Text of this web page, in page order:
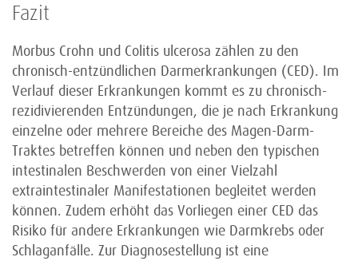
Fazit
Morbus Crohn und Colitis ulcerosa zählen zu den
chronisch-entzündlichen Darmerkrankungen (CED). Im
Verlauf dieser Erkrankungen kommt es zu chronisch-
rezidivierenden Entzündungen, die je nach Erkrankung
einzelne oder mehrere Bereiche des Magen-Darm-
Traktes betreffen können und neben den typischen
intestinalen Beschwerden von einer Vielzahl
extraintestinaler Manifestationen begleitet werden
können. Zudem erhöht das Vorliegen einer CED das
Risiko für andere Erkrankungen wie Darmkrebs oder
Schlaganfälle. Zur Diagnosestellung ist eine